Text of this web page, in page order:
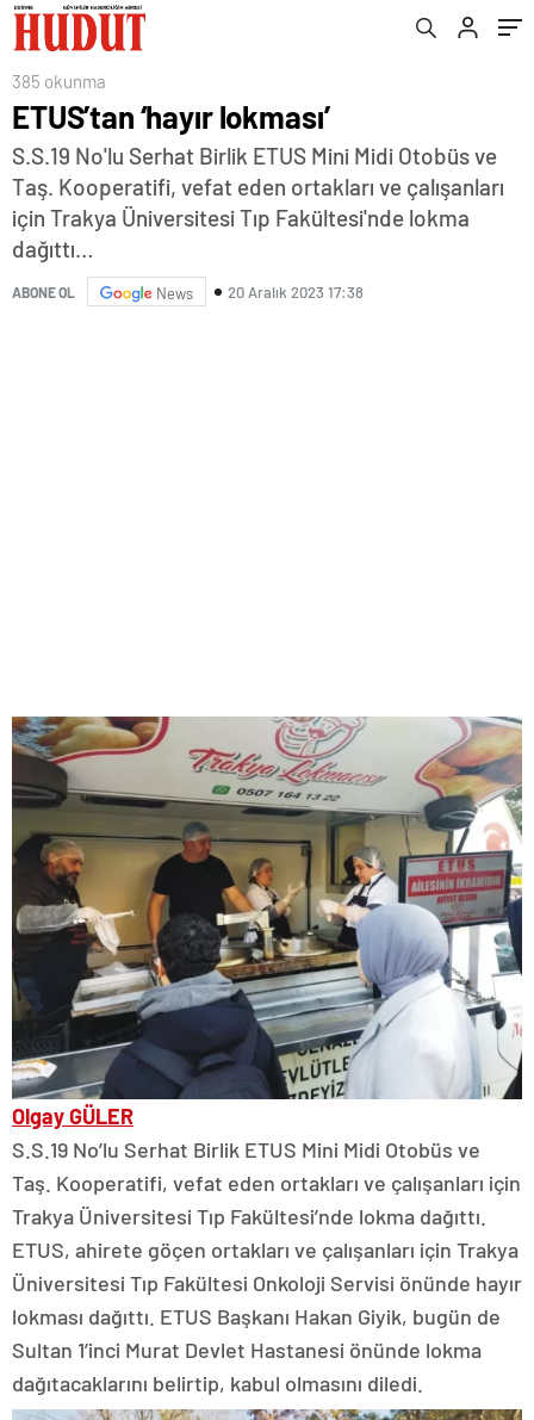
385 okunma
ETUS’tan ‘hayır lokması’
S.S.19 No'lu Serhat Birlik ETUS Mini Midi Otobüs ve
Taş. Kooperatifi, vefat eden ortakları ve çalışanları
için Trakya Üniversitesi Tıp Fakültesi'nde lokma
dağıttı…
ABONE OL News 20 Aralık 2023 17:38
Olgay GÜLER
S.S.19 No’lu Serhat Birlik ETUS Mini Midi Otobüs ve
Taş. Kooperatifi, vefat eden ortakları ve çalışanları için
Trakya Üniversitesi Tıp Fakültesi’nde lokma dağıttı.
ETUS, ahirete göçen ortakları ve çalışanları için Trakya
Üniversitesi Tıp Fakültesi Onkoloji Servisi önünde hayır
lokması dağıttı. ETUS Başkanı Hakan Giyik, bugün de
Sultan 1’inci Murat Devlet Hastanesi önünde lokma
dağıtacaklarını belirtip, kabul olmasını diledi.